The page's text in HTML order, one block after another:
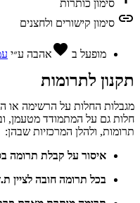
סימון כותרות
link סימון קישורים ולחצנים
מופעל ב favoriteאהבה ע״י
תקנון לתרומות
מגבלות החלות על הרשימה או
חלות גם על המתמודד מטעמן,
תרומות, ולהלן המרכזיות שבהן:
איסור על קבלת תרומה
בכל תרומה חובה לציין